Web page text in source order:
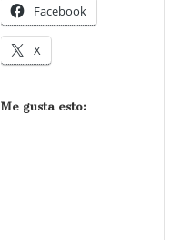
Facebook
X
Me gusta esto: